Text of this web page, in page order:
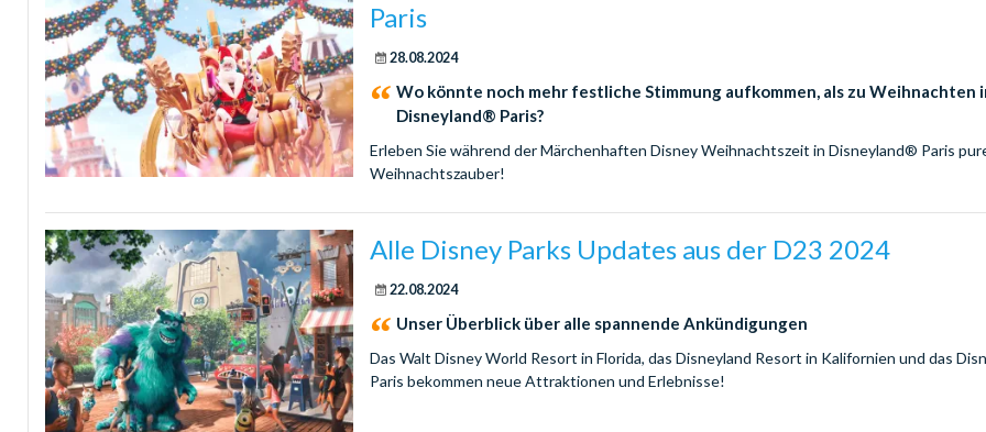
Paris
28.08.2024
Wo könnte noch mehr festliche Stimmung aufkommen, als zu Weihnachten
Disneyland® Paris?
Erleben Sie während der Märchenhaften Disney Weihnachtszeit in Disneyland® Paris
Weihnachtszauber!
Alle Disney Parks Updates aus der D23 2024
22.08.2024
Unser Überblick über alle spannende Ankündigungen
Das Walt Disney World Resort in Florida, das Disneyland Resort in Kalifornien und das
Paris bekommen neue Attraktionen und Erlebnisse!